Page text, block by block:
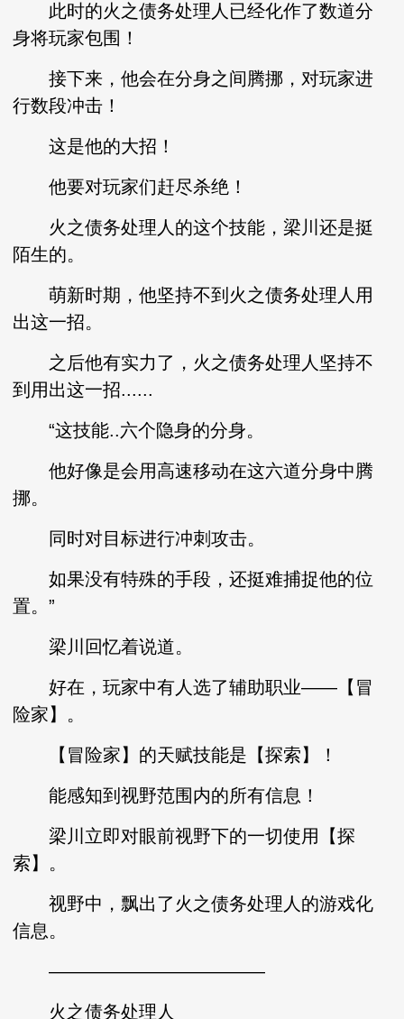
此时的火之债务处理人已经化作了数道分
身将玩家包围！
接下来，他会在分身之间腾挪，对玩家进
行数段冲击！
这是他的大招！
他要对玩家们赶尽杀绝！
火之债务处理人的这个技能，梁川还是挺
陌生的。
萌新时期，他坚持不到火之债务处理人用
出这一招。
之后他有实力了，火之债务处理人坚持不
到用出这一招......
“这技能..六个隐身的分身。
他好像是会用高速移动在这六道分身中腾
挪。
同时对目标进行冲刺攻击。
如果没有特殊的手段，还挺难捕捉他的位
置。”
梁川回忆着说道。
好在，玩家中有人选了辅助职业——【冒
险家】。
【冒险家】的天赋技能是【探索】！
能感知到视野范围内的所有信息！
梁川立即对眼前视野下的一切使用【探
索】。
视野中，飘出了火之债务处理人的游戏化
信息。
————————————
火之债务处理人